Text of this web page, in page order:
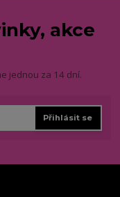
akce
jednou za 14 dní.
Přihlásit se